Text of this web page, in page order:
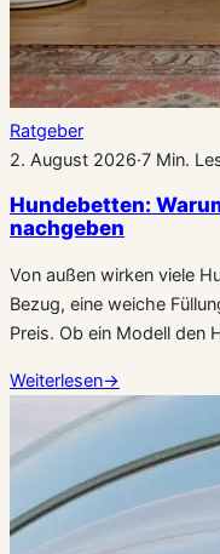
Ratgeber
2. August 2026·7 Min.
Hundebetten:
nachgeben
Von außen wirken viele
Bezug, eine weiche
Preis. Ob ein Modell den
Weiterlesen→